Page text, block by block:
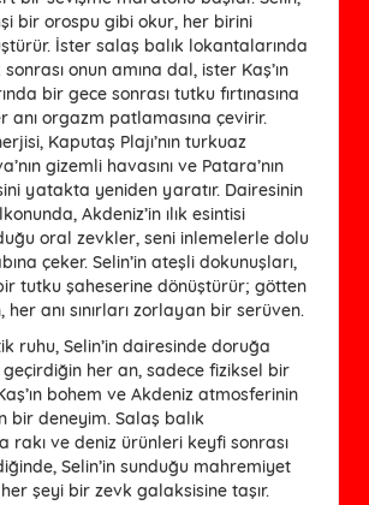
bir orospu gibi okur, her birini
İster salaş balık lokantalarında
onun amına dal, ister Kaş’ın
bir gece sonrası tutku fırtınasına
anı orgazm patlamasına çevirir.
Kaputaş Plajı’nın turkuaz
gizemli havasını ve Patara’nın
yatakta yeniden yaratır. Dairesinin
Akdeniz’in ılık esintisi
oral zevkler, seni inlemelerle dolu
çeker. Selin’in ateşli dokunuşları,
tutku şaheserine dönüştürür; götten
anı sınırları zorlayan bir serüven.
ruhu, Selin’in dairesinde doruğa
geçirdiğin her an, sadece fiziksel bir
bohem ve Akdeniz atmosferinin
bir deneyim. Salaş balık
rakı ve deniz ürünleri keyfi sonrası
Selin’in sunduğu mahremiyet
şeyi bir zevk galaksisine taşır.